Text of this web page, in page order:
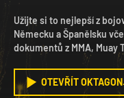
Užijte si to nejlepší z
Německu a Španělsku
dokumentů z MMA, Muay
OTEVŘÍT